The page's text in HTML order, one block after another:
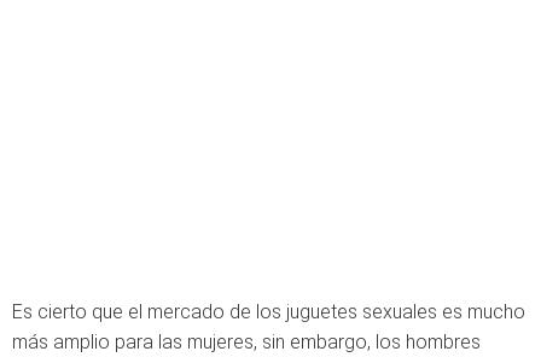
Es cierto que el mercado de los juguetes sexuales es mucho
más amplio para las mujeres, sin embargo, los hombres